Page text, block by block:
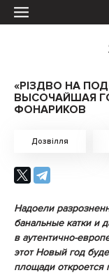
«РІЗДВО НА
ВЫСОЧАЙШАЯ
ФОНАРИКОВ
Дозвілля
Надоели
банальные катки и
в аутентично-
этот Новый год
площади откроется